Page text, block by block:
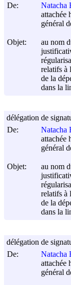
De:
Natacha
attachée
général
Objet:
au nom
relatifs à
de la
dans la
De:
Natacha
attachée
général
Objet:
au nom
relatifs à
de la
dans la
délégation de
De:
Natacha
attachée
général
délégation de